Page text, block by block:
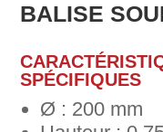
BALISE
SPÉCIFIQUES
Ø : 200 mm